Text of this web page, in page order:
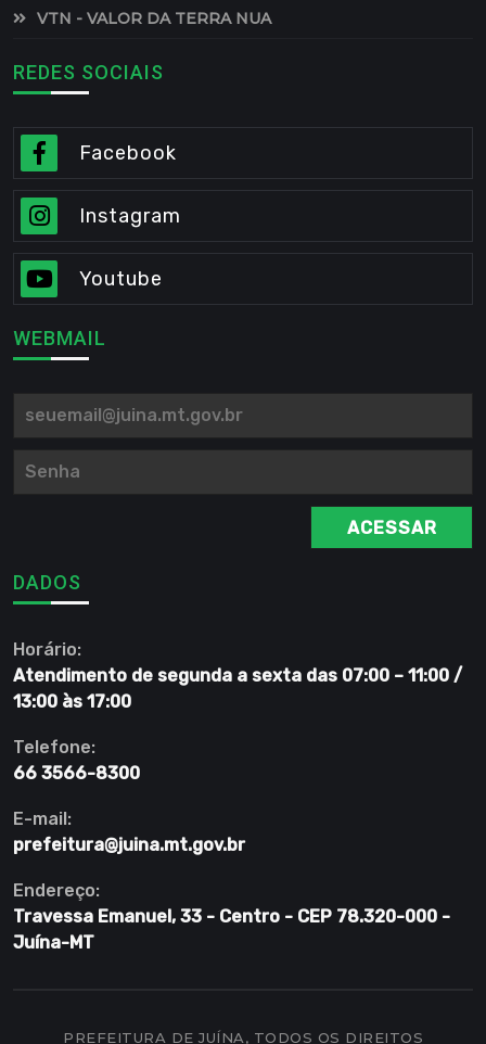
VTN - VALOR DA TERRA NUA
REDES SOCIAIS
Facebook
Instagram
Youtube
WEBMAIL
ACESSAR
DADOS
Horário:
Atendimento de segunda a sexta das 07:00 – 11:00 /
13:00 às 17:00
Telefone:
66 3566-8300
E-mail:
prefeitura@juina.mt.gov.br
Endereço:
Travessa Emanuel, 33 - Centro - CEP 78.320-000 -
Juína-MT
PREFEITURA DE JUÍNA, TODOS OS DIREITOS